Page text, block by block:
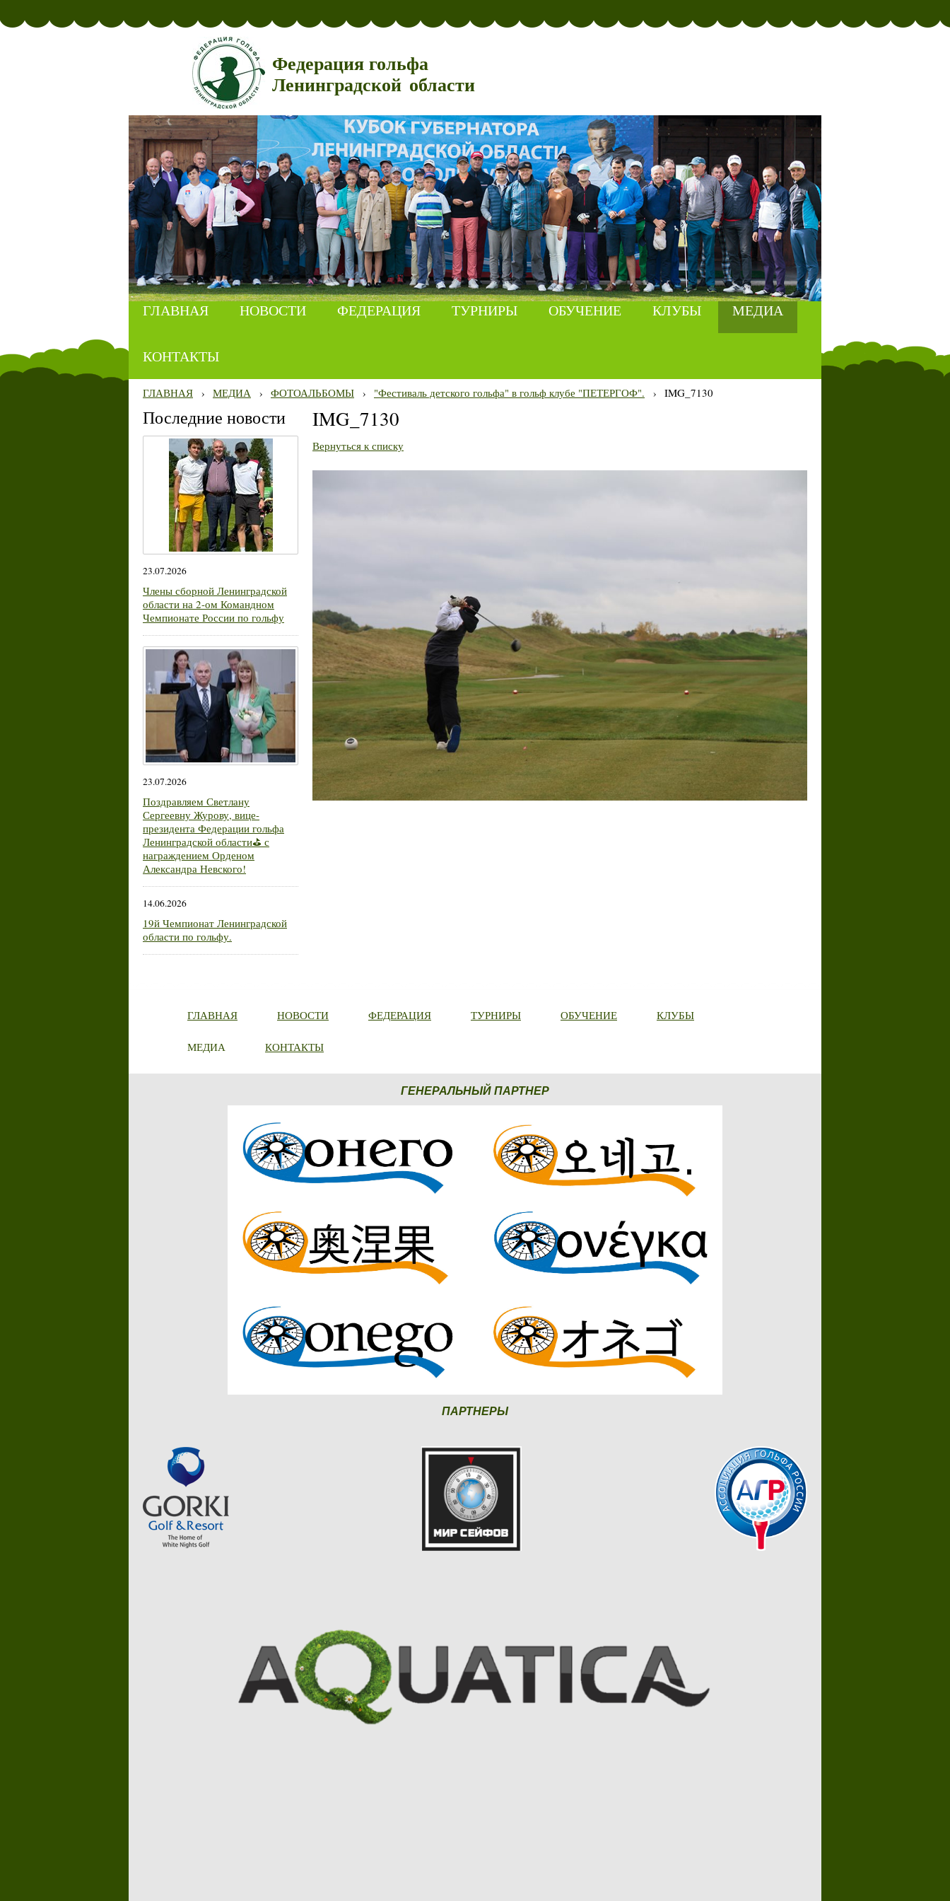
Федерация гольфа
Ленинградской области
ГЛАВНАЯ НОВОСТИ ФЕДЕРАЦИЯ ТУРНИРЫ ОБУЧЕНИЕ КЛУБЫ МЕДИА
КОНТАКТЫ
ГЛАВНАЯ › МЕДИА › ФОТОАЛЬБОМЫ › "Фестиваль детского гольфа" в гольф клубе "ПЕТЕРГОФ". › IMG_7130
Последние новости
23.07.2026
Члены сборной Ленинградской
области на 2-ом Командном
Чемпионате России по гольфу
23.07.2026
Поздравляем Светлану
Сергеевну Журову, вице-
президента Федерации гольфа
Ленинградской области⛳ с
награждением Орденом
Александра Невского!
14.06.2026
19й Чемпионат Ленинградской
области по гольфу.
IMG_7130
Вернуться к списку
ГЛАВНАЯ НОВОСТИ ФЕДЕРАЦИЯ ТУРНИРЫ ОБУЧЕНИЕ КЛУБЫ
МЕДИА КОНТАКТЫ
ГЕНЕРАЛЬНЫЙ ПАРТНЕР
ПАРТНЕРЫ